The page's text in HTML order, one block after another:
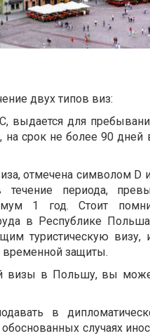
двух типов виз:
выдается для
на срок не более 90
отмечена символом D
периода,
1 год. Стоит
в Республике
туристическую визу,
защиты.
визы в Польшу, вы
в
случаях